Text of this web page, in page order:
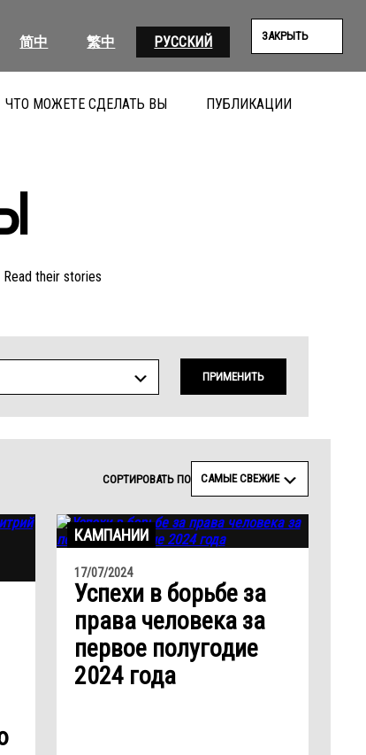
简中 繁中 РУССКИЙ ЗАКРЫТЬ
ЧТО МОЖЕТЕ СДЕЛАТЬ ВЫ ПУБЛИКАЦИИ
their stories
ПРИМЕНИТЬ
СОРТИРОВАТЬ ПО САМЫЕ СВЕЖИЕ
КАМПАНИИ
17/07/2024
Успехи в борьбе за
права человека за
первое полугодие
2024 года